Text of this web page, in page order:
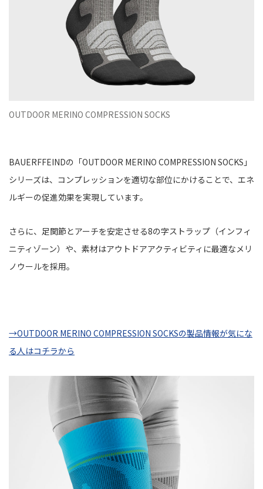
OUTDOOR MERINO COMPRESSION SOCKS
BAUERFFEINDの「OUTDOOR MERINO COMPRESSION SOCKS」
シリーズは、コンプレッションを適切な部位にかけることで、エネ
ルギーの促進効果を実現しています。
さらに、足関節とアーチを安定させる8の字ストラップ（インフィ
ニティゾーン）や、素材はアウトドアアクティビティに最適なメリ
ノウールを採用。
→OUTDOOR MERINO COMPRESSION SOCKSの製品情報が気にな
る人はコチラから